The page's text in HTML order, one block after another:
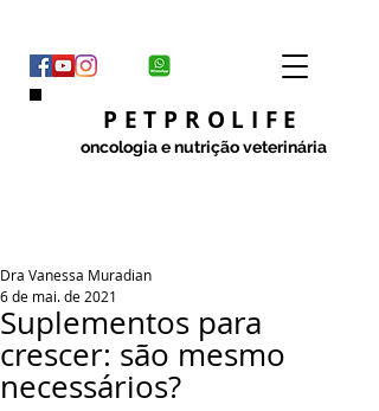
PETPROLIFE
oncologia e nutrição veterinária
Suplementos para
crescer: são mesmo
necessários?
Dra Vanessa Muradian
6 de mai. de 2021